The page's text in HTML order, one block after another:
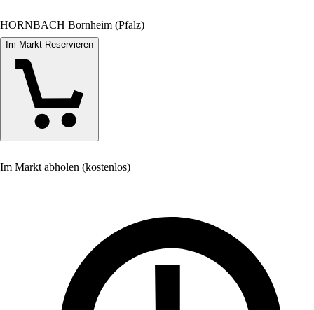
HORNBACH Bornheim (Pfalz)
Im Markt Reservieren
Im Markt abholen (kostenlos)